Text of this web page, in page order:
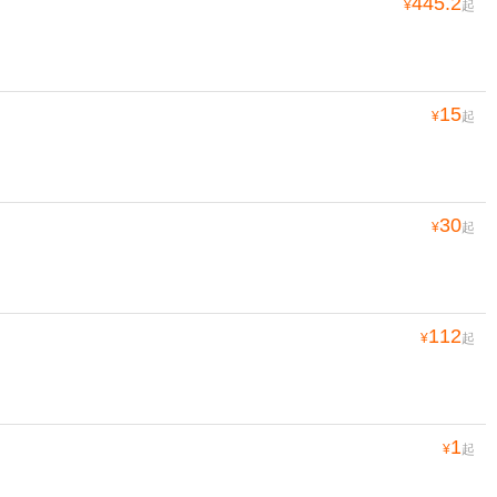
¥ 起
¥15起
¥30起
¥112起
¥1起